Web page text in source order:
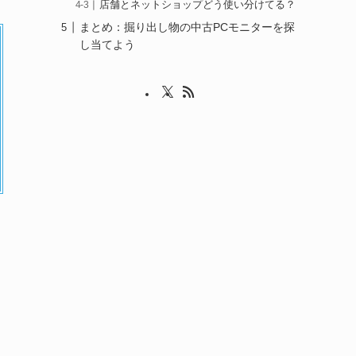
店舗とネットショップどう使い分けてる？
まとめ：掘り出し物の中古PCモニターを探
し当てよう